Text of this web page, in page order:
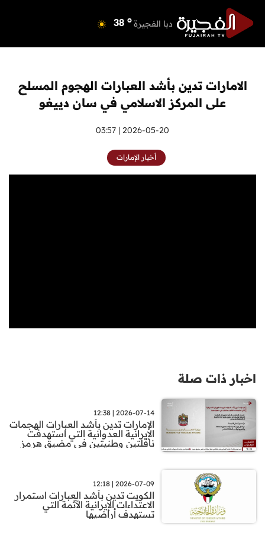
دبا الفجيرة 38 o
عجمان
أم القيوين 39 o
راس الخيمة 38 o
الفجيرة 37 o
الامارات تدين بأشد العبارات الهجوم المسلح
على المركز الاسلامي في سان دييغو
2026-05-20 | 03:57
أخبار الإمارات
اخبار ذات صلة
2026-07-14 | 12:38
الإمارات تدين بأشد العبارات الهجمات
الإيرانية العدوانية التي استهدفت
ناقلتين وطنيتين في مضيق هرمز
2026-07-09 | 12:18
الكويت تدين بأشد العبارات استمرار
الاعتداءات الإيرانية الآثمة التي
تستهدف أراضيها